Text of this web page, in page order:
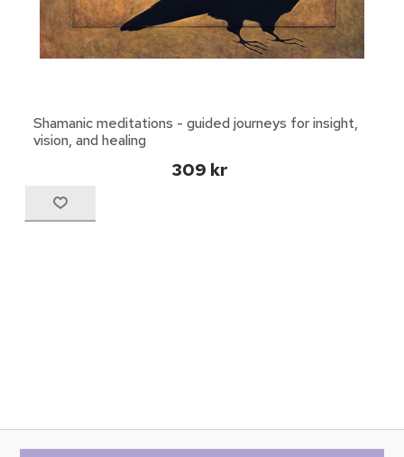
Shamanic meditations - guided journeys for insight,
vision, and healing
309 kr